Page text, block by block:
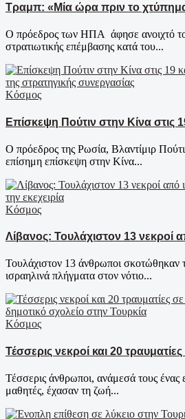
Τραμπ: «Μία ώρα πριν το
Ο πρόεδρος των ΗΠΑ άφησε ανοιχτό το
στρατιωτικής επέμβασης κατά του...
Κόσμος
Επίσκεψη Πούτιν στην Κίνα στις
Ο πρόεδρος της Ρωσία, Βλαντίμιρ
επίσημη επίσκεψη στην Κίνα...
Κόσμος
Λίβανος: Τουλάχιστον 13 νεκροί
Τουλάχιστον 13 άνθρωποι
ισραηλινά πλήγματα στον νότιο...
Κόσμος
Τέσσερις νεκροί και 20
Τέσσερις άνθρωποι, ανάμεσά τους ένας
μαθητές, έχασαν τη ζωή...